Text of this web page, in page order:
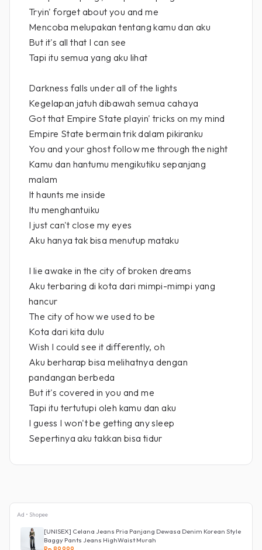
Tryin' forget about you and me
Mencoba melupakan tentang kamu dan aku
But it's all that I can see
Tapi itu semua yang aku lihat
Darkness falls under all of the lights
Kegelapan jatuh dibawah semua cahaya
Got that Empire State playin' tricks on my mind
Empire State bermain trik dalam pikiranku
You and your ghost follow me through the night
Kamu dan hantumu mengikutiku sepanjang
malam
It haunts me inside
Itu menghantuiku
I just can't close my eyes
Aku hanya tak bisa menutup mataku
I lie awake in the city of broken dreams
Aku terbaring di kota dari mimpi-mimpi yang
hancur
The city of how we used to be
Kota dari kita dulu
Wish I could see it differently, oh
Aku berharap bisa melihatnya dengan
pandangan berbeda
But it's covered in you and me
Tapi itu tertutupi oleh kamu dan aku
I guess I won't be getting any sleep
Sepertinya aku takkan bisa tidur
Ad • Shopee
[UNISEX] Celana Jeans Pria Panjang Dewasa Denim Korean Style
Baggy Pants Jeans HighWaist Murah